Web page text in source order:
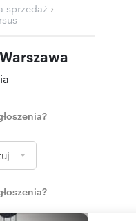
sprzedaż ›